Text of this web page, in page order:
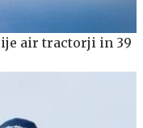
air tractorji in 39